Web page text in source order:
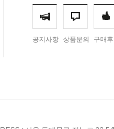
공지사항 상품문의 구매